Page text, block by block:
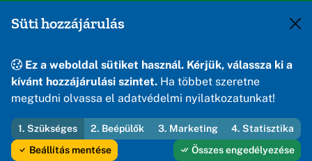
jegyzo@osku.hu
8191 Öskü, Szabadság tér 1.
© 2026 Öskü Község Önkormányzata — Minden jog fenntartva
Süti hozzájárulás
Ez a weboldal sütiket használ. Kérjük, válassza ki a
kívánt hozzájárulási szintet. Ha többet szeretne
megtudni olvassa el adatvédelmi nyilatkozatunkat!
1. Szükséges 2. Beépülők 3. Marketing
4. Statisztika
Beállítás mentése
Összes engedélyezése